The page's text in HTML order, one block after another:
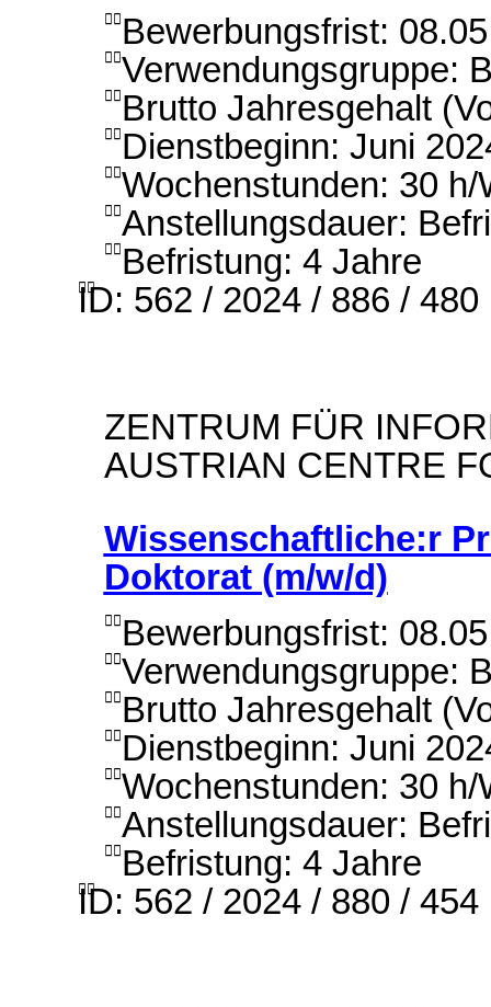
 Bewerbungsfrist:
Verwendungsgruppe:
 Brutto Jahresgehalt
 Dienstbeginn: Juni
Wochenstunden: 30 h/
Anstellungsdauer:
 Befristung: 4 Jahre

ID: 562 / 2024 / 886 / 480
ZENTRUM FÜR
AUSTRIAN CENTRE
Wissenschaftliche:r
Doktorat (m/w/d)
 Bewerbungsfrist:
Verwendungsgruppe:
 Brutto Jahresgehalt
 Dienstbeginn: Juni
Wochenstunden: 30 h/
Anstellungsdauer:
 Befristung: 4 Jahre

ID: 562 / 2024 / 880 / 454